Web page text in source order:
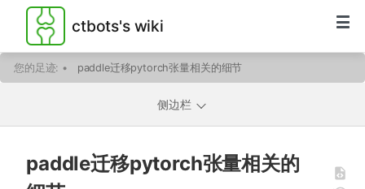
ctbots's wiki
您的足迹: • paddle迁移pytorch张量相关的细节
侧边栏
paddle迁移pytorch张量相关的